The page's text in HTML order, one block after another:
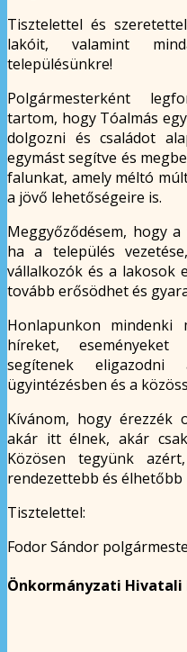
Tisztelettel és
lakóit, valamint
településünkre!
Polgármesterként
tartom, hogy Tóalmás
dolgozni és családot
egymást segítve és
falunkat, amely méltó
a jövő lehetőségeire is.
Meggyőződésem, hogy
ha a település
vállalkozók és a lakosok
tovább erősödhet és
Honlapunkon mindenki
híreket,
segítenek
ügyintézésben és a
Kívánom, hogy érezzék
akár itt élnek, akár
Közösen tegyünk
rendezettebb és
Tisztelettel:
Fodor Sándor
Önkormányzati Hivatali